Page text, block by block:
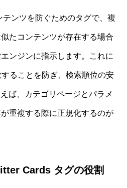
ンツを防ぐためのタグで、複
たコンテンツが存在する場合
ンジンに指示します。これに
ることを防ぎ、検索順位の安
ば、カテゴリページとパラメ
重複する際に正規化するのが
Cards タグの役割